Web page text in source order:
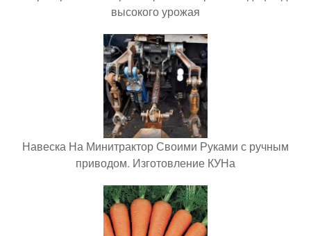
высокого урожая
Навеска На Минитрактор Своими Руками с ручным
приводом. Изготовление КУНа